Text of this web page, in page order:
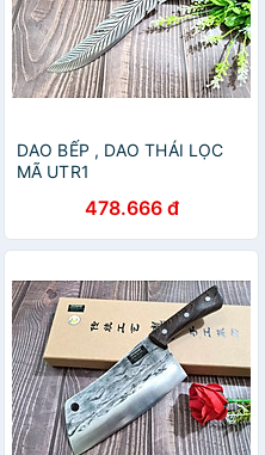
DAO BẾP , DAO THÁI LỌC
MÃ UTR1
478.666 đ